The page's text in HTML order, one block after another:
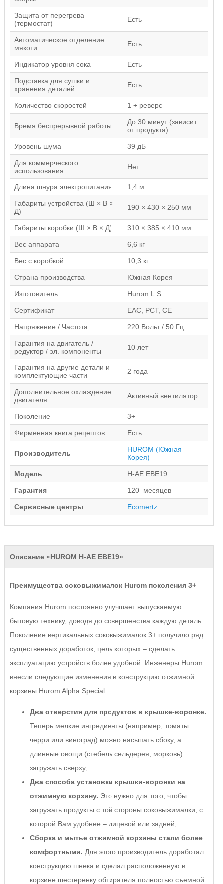
Защита от перегрева
(термостат)
Есть
Автоматическое отделение
мякоти
Есть
Индикатор уровня сока Есть
Подставка для сушки и
хранения деталей
Есть
Количество скоростей 1 + реверс
Время беспрерывной работы
До 30 минут (зависит
от продукта)
Уровень шума 39 дБ
Для коммерческого
использования
Нет
Длина шнура электропитания 1,4 м
Габариты устройства (Ш × В ×
Д)
190 × 430 × 250 мм
Габариты коробки (Ш × В × Д) 310 × 385 × 410 мм
Вес аппарата 6,6 кг
Вес с коробкой 10,3 кг
Страна производства Южная Корея
Изготовитель Hurom L.S.
Сертификат EAC, РСТ, CE
Напряжение / Частота 220 Вольт / 50 Гц
Гарантия на двигатель /
редуктор / эл. компоненты
10 лет
Гарантия на другие детали и
комплектующие части
2 года
Дополнительное охлаждение
двигателя
Активный вентилятор
Поколение 3+
Фирменная книга рецептов Есть
Производитель HUROM (Южная
Корея)
Модель H-AE EBE19
Гарантия 120 месяцев
Сервисные центры Ecomertz
Описание «HUROM H-AE EBE19»
Преимущества соковыжималок Hurom поколения 3+
Компания Hurom постоянно улучшает выпускаемую
бытовую технику, доводя до совершенства каждую деталь.
Поколение вертикальных соковыжималок 3+ получило ряд
существенных доработок, цель которых – сделать
эксплуатацию устройств более удобной. Инженеры Hurom
внесли следующие изменения в конструкцию отжимной
корзины Hurom Alpha Special:
Два отверстия для продуктов в крышке-воронке.
Теперь мелкие ингредиенты (например, томаты
черри или виноград) можно насыпать сбоку, а
длинные овощи (стебель сельдерея, морковь)
загружать сверху;
Два способа установки крышки-воронки на
отжимную корзину. Это нужно для того, чтобы
загружать продукты с той стороны соковыжималки, с
которой Вам удобнее – лицевой или задней;
Сборка и мытье отжимной корзины стали более
комфортными. Для этого производитель доработал
конструкцию шнека и сделал расположенную в
корзине шестеренку обтирателя полностью съемной.